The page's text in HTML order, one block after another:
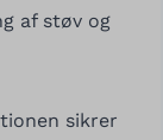
af støv og
sikrer